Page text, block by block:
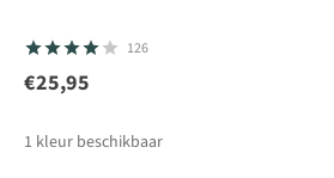
126
€25,95
1 kleur beschikbaar